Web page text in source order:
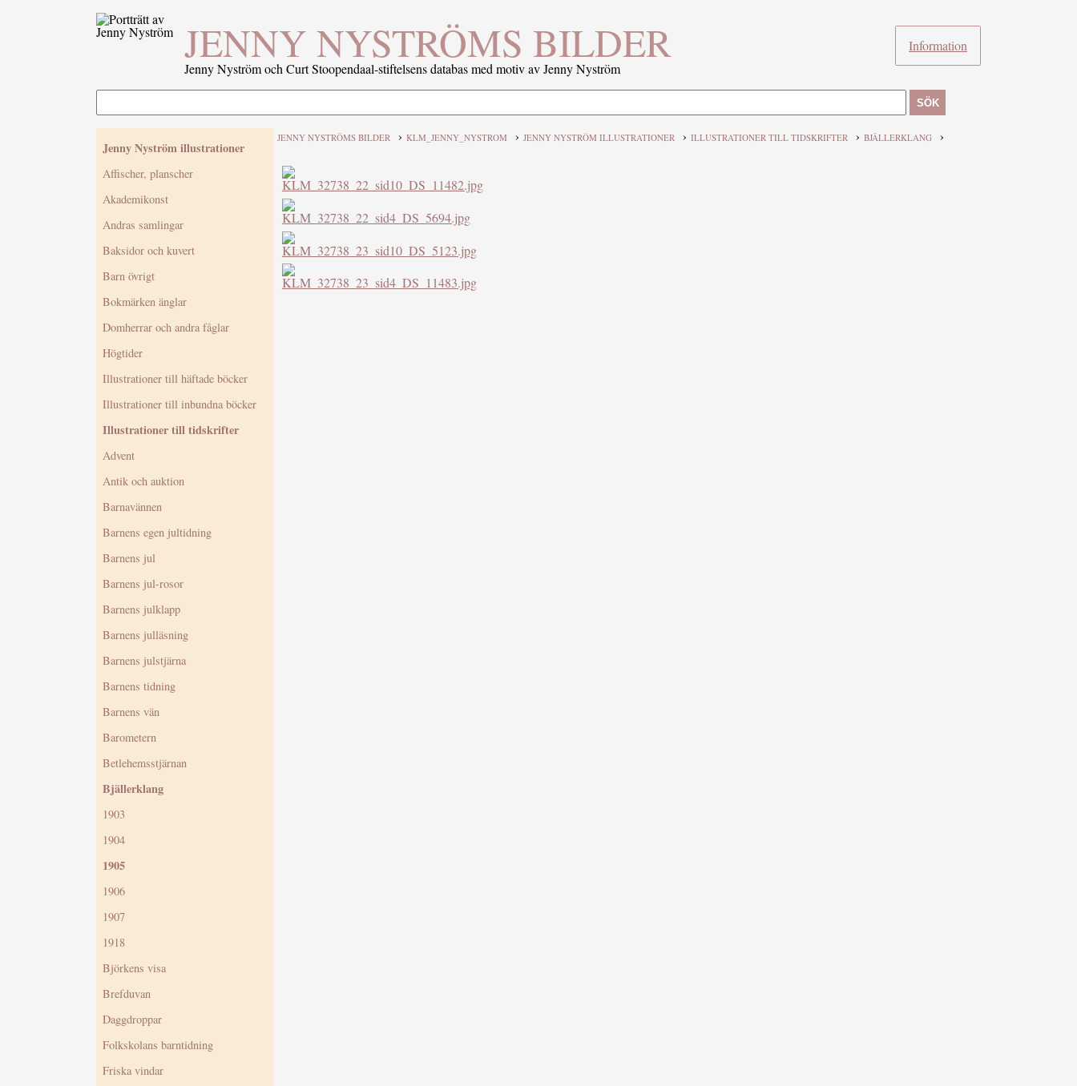
JENNY NYSTRÖMS BILDER
Jenny Nyström och Curt Stoopendaal-stiftelsens databas med motiv av Jenny Nyström
Information
SÖK
Jenny Nyström illustrationer
Affischer, planscher
Akademikonst
Andras samlingar
Baksidor och kuvert
Barn övrigt
Bokmärken änglar
Domherrar och andra fåglar
Högtider
Illustrationer till häftade böcker
Illustrationer till inbundna böcker
Illustrationer till tidskrifter
Advent
Antik och auktion
Barnavännen
Barnens egen jultidning
Barnens jul
Barnens jul-rosor
Barnens julklapp
Barnens julläsning
Barnens julstjärna
Barnens tidning
Barnens vän
Barometern
Betlehemsstjärnan
Bjällerklang
1903
1904
1905
1906
1907
1918
Björkens visa
Brefduvan
Daggdroppar
Folkskolans barntidning
Friska vindar
JENNY NYSTRÖMS BILDER › KLM_JENNY_NYSTROM › JENNY NYSTRÖM ILLUSTRATIONER › ILLUSTRATIONER TILL TIDSKRIFTER › BJÄLLERKLANG ›